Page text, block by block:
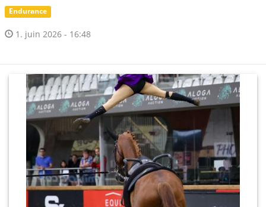
Endurance
1. juin 2026 - 16:48